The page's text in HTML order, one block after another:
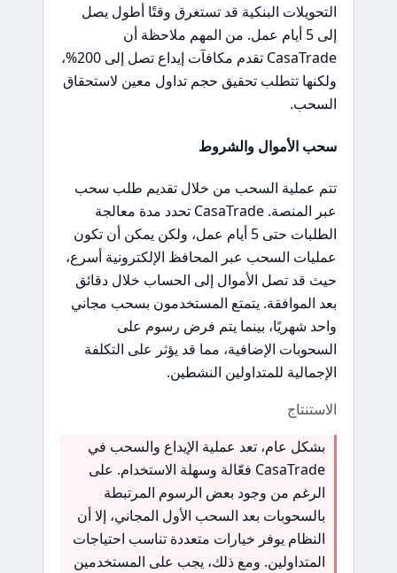
التحويلات البنكية قد تستغرق وقتًا أطول يصل
إلى 5 أيام عمل. من المهم ملاحظة أن
CasaTrade تقدم مكافآت إيداع تصل إلى 200%،
ولكنها تتطلب تحقيق حجم تداول معين لاستحقاق
السحب.
سحب الأموال والشروط
تتم عملية السحب من خلال تقديم طلب سحب
عبر المنصة. CasaTrade تحدد مدة معالجة
الطلبات حتى 5 أيام عمل، ولكن يمكن أن تكون
عمليات السحب عبر المحافظ الإلكترونية أسرع،
حيث قد تصل الأموال إلى الحساب خلال دقائق
بعد الموافقة. يتمتع المستخدمون بسحب مجاني
واحد شهريًا، بينما يتم فرض رسوم على
السحوبات الإضافية، مما قد يؤثر على التكلفة
الإجمالية للمتداولين النشطين.
الاستنتاج
بشكل عام، تعد عملية الإيداع والسحب في
CasaTrade فعّالة وسهلة الاستخدام. على
الرغم من وجود بعض الرسوم المرتبطة
بالسحوبات بعد السحب الأول المجاني، إلا أن
النظام يوفر خيارات متعددة تناسب احتياجات
المتداولين. ومع ذلك، يجب على المستخدمين